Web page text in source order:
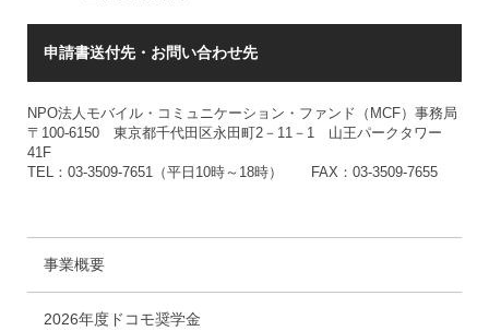
申請書送付先・お問い合わせ先
NPO法人モバイル・コミュニケーション・ファンド（MCF）事務局
〒100-6150 東京都千代田区永田町2－11－1 山王パークタワー
41F
TEL：03-3509-7651（平日10時～18時） FAX：03-3509-7655
事業概要
2026年度ドコモ奨学金